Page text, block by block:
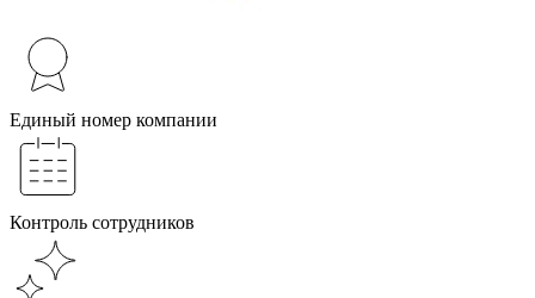
Единый номер компании
Контроль сотрудников